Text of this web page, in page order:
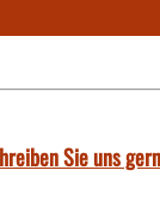
Sie uns